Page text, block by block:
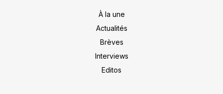
À la une
Actualités
Brèves
Interviews
Editos